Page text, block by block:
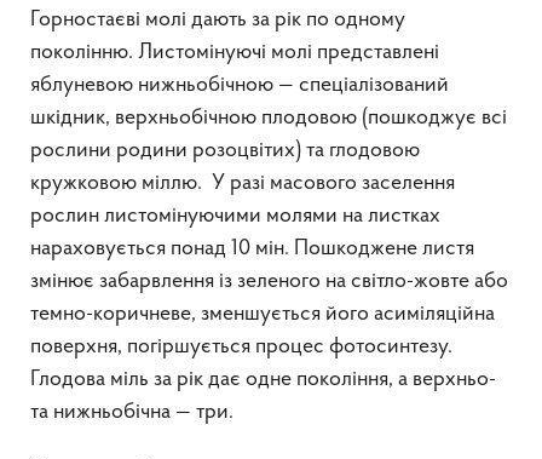
Горностаєві молі дають за рік по одному
поколінню. Листомінуючі молі представлені
яблуневою нижньобічною — спеціалізований
шкідник, верхньобічною плодовою (пошкоджує всі
рослини родини розоцвітих) та глодовою
кружковою міллю. У разі масового заселення
рослин листомінуючими молями на листках
нараховується понад 10 мін. Пошкоджене листя
змінює забарвлення із зеленого на світло-жовте або
темно-коричневе, зменшується його асиміляційна
поверхня, погіршується процес фотосинтезу.
Глодова міль за рік дає одне покоління, а верхньо-
та нижньобічна — три.